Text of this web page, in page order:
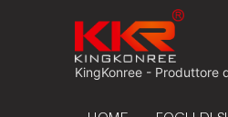
KingKonree - Produttore